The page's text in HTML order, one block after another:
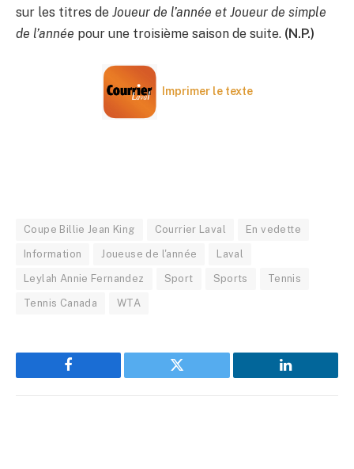
sur les titres de Joueur de l’année et Joueur de simple
de l’année pour une troisième saison de suite. (N.P.)
Imprimer le texte
Coupe Billie Jean King Courrier Laval En vedette
Information Joueuse de l'année Laval
Leylah Annie Fernandez Sport Sports Tennis
Tennis Canada WTA
Facebook Twitter LinkedIn